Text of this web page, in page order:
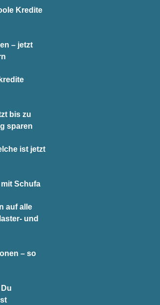
Kredite
– jetzt
bis zu
sparen
ist jetzt
Schufa
auf alle
und
– so